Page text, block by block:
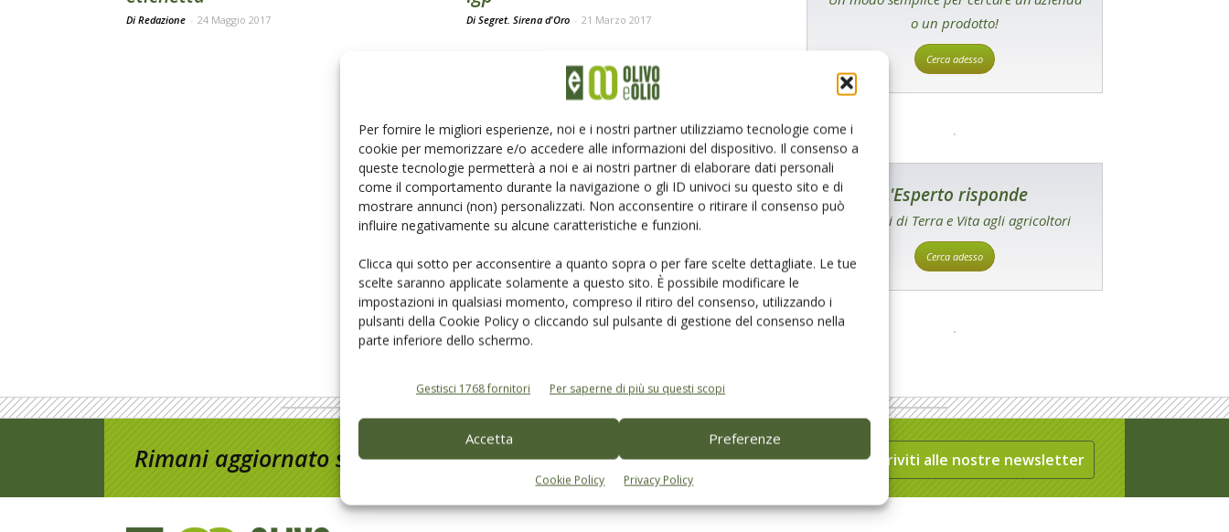
Per fornire le migliori esperienze, noi e i nostri partner utilizziamo tecnologie come i
cookie per memorizzare e/o accedere alle informazioni del dispositivo. Il consenso a
queste tecnologie permetterà a noi e ai nostri partner di elaborare dati personali
come il comportamento durante la navigazione o gli ID univoci su questo sito e di
mostrare annunci (non) personalizzati. Non acconsentire o ritirare il consenso può
influire negativamente su alcune caratteristiche e funzioni.
Clicca qui sotto per acconsentire a quanto sopra o per fare scelte dettagliate. Le tue
scelte saranno applicate solamente a questo sito. È possibile modificare le
impostazioni in qualsiasi momento, compreso il ritiro del consenso, utilizzando i
pulsanti della Cookie Policy o cliccando sul pulsante di gestione del consenso nella
parte inferiore dello schermo.
Gestisci 1768 fornitori Per saperne di più su questi scopi
Accetta Preferenze
Cookie Policy Privacy Policy
Di Redazione - 24 Maggio 2017 Di Segret. Sirena d'Oro - 21 Marzo 2017
o un prodotto!
Cerca adesso
L'Esperto risponde
I consigli di Terra e Vita agli agricoltori
Cerca adesso
Rimani aggiornato sul mondo dell’agricoltura Iscriviti alle nostre newsletter